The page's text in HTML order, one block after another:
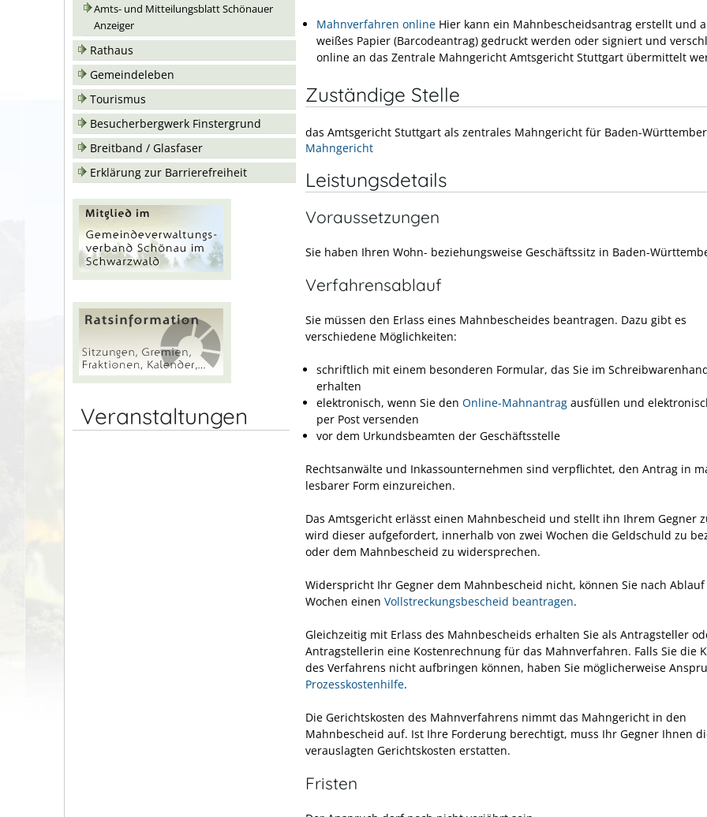
Amts- und Mitteilungsblatt Schönauer
Anzeiger
Rathaus
Gemeindeleben
Tourismus
Besucherbergwerk Finstergrund
Breitband / Glasfaser
Erklärung zur Barrierefreiheit
Veranstaltungen
Mahnverfahren online Hier kann ein Mahnbescheidsantrag erstellt und
weißes Papier (Barcodeantrag) gedruckt werden oder signiert und
online an das Zentrale Mahngericht Amtsgericht Stuttgart übermittelt
Zuständige Stelle
das Amtsgericht Stuttgart als zentrales Mahngericht für Baden-
Mahngericht
Leistungsdetails
Voraussetzungen
Sie haben Ihren Wohn- beziehungsweise Geschäftssitz in Baden-
Verfahrensablauf
Sie müssen den Erlass eines Mahnbescheides beantragen. Dazu gibt es
verschiedene Möglichkeiten:
schriftlich mit einem besonderen Formular, das Sie im
erhalten
elektronisch, wenn Sie den Online-Mahnantrag ausfüllen und
per Post versenden
vor dem Urkundsbeamten der Geschäftsstelle
Rechtsanwälte und Inkassounternehmen sind verpflichtet, den Antrag in
lesbarer Form einzureichen.
Das Amtsgericht erlässt einen Mahnbescheid und stellt ihn Ihrem Gegner
wird dieser aufgefordert, innerhalb von zwei Wochen die Geldschuld zu
oder dem Mahnbescheid zu widersprechen.
Widerspricht Ihr Gegner dem Mahnbescheid nicht, können Sie nach
Wochen einen Vollstreckungsbescheid beantragen.
Gleichzeitig mit Erlass des Mahnbescheids erhalten Sie als Antragsteller
Antragstellerin eine Kostenrechnung für das Mahnverfahren. Falls Sie die
des Verfahrens nicht aufbringen können, haben Sie möglicherweise
Prozesskostenhilfe.
Die Gerichtskosten des Mahnverfahrens nimmt das Mahngericht in den
Mahnbescheid auf. Ist Ihre Forderung berechtigt, muss Ihr Gegner Ihnen
verauslagten Gerichtskosten erstatten.
Fristen